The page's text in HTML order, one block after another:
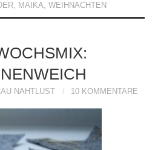
MAIKA ,WEIHNACHTEN
NAHTLUST 10 KOMMENTARE